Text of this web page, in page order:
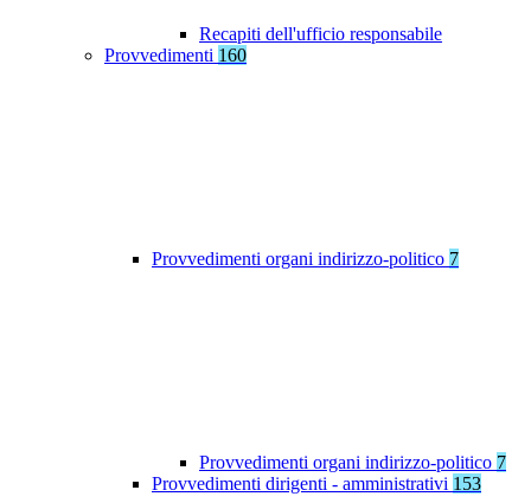
Recapiti dell'ufficio responsabile
Provvedimenti 160
Provvedimenti organi indirizzo-politico 7
Provvedimenti organi indirizzo-politico 7
Provvedimenti dirigenti - amministrativi 153